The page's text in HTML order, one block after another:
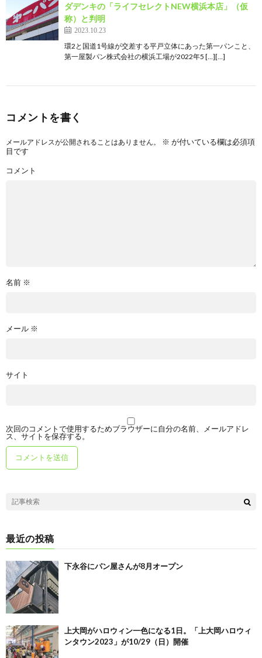
ダデンキの「ライフセレクトNEW横浜本店」（仮
称）と判明
2023.10.23
環2と国道1号線が交差する平戸立体にあった第一パンこと、
第一屋製パン株式会社の横浜工場が2022年5 […][…]
コメントを書く
メールアドレスが公開されることはありません。 ※ が付いている欄は必須項
目です
コメント
名前 ※
メール ※
サイト
次回のコメントで使用するためブラウザーに自分の名前、メールアドレ
ス、サイトを保存する。
最近の投稿
下永谷にパン屋さんが8月オープン
上大岡がハロウィン一色になる1日。「上大岡ハロウィ
ンタウン2023」が10/29（日）開催